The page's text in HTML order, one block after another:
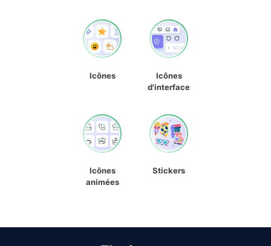
Icônes
Icônes
d'interface
Icônes
animées
Stickers